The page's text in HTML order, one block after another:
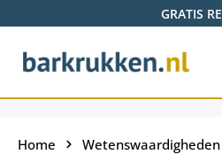
GRATIS
Home Wetenswaardigheden